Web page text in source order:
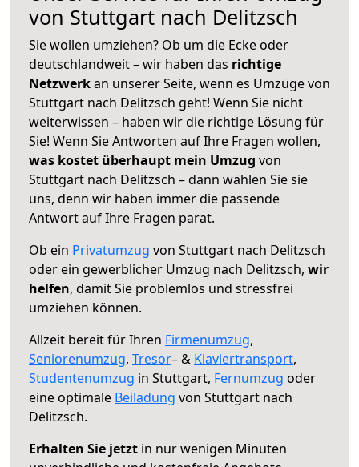
von Stuttgart nach Delitzsch
Sie wollen umziehen? Ob um die Ecke oder
deutschlandweit – wir haben das richtige
Netzwerkan unserer Seite, wenn es Umzüge von
Stuttgart nach Delitzsch geht! Wenn Sie nicht
weiterwissen – haben wir die richtige Lösung für
Sie! Wenn Sie Antworten auf Ihre Fragen wollen,
was kostet überhaupt mein Umzug von
Stuttgart nach Delitzsch – dann wählen Sie sie
uns, denn wir haben immer die passende
Antwort auf Ihre Fragen parat.
Ob ein Privatumzug von Stuttgart nach Delitzsch
oder ein gewerblicher Umzug nach Delitzsch, wir
helfen, damit Sie problemlos und stressfrei
umziehen können.
Allzeit bereit für Ihren Firmenumzug,
Seniorenumzug, Tresor– & Klaviertransport,
Studentenumzug in Stuttgart, Fernumzug oder
eine optimale Beiladung von Stuttgart nach
Delitzsch.
Erhalten Sie jetzt in nur wenigen Minuten